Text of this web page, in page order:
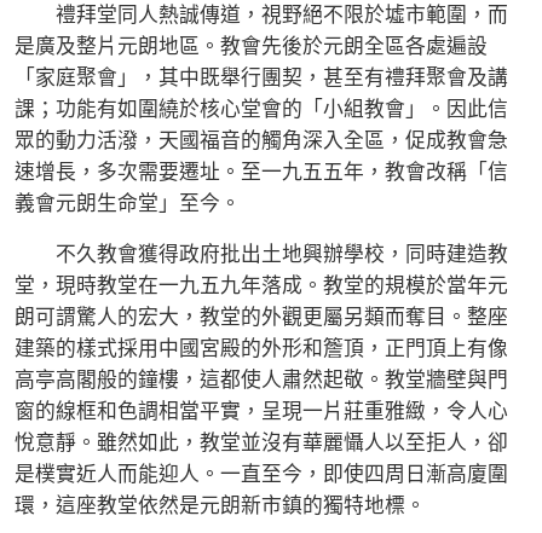
禮拜堂同人熱誠傳道，視野絕不限於墟市範圍，而
是廣及整片元朗地區。教會先後於元朗全區各處遍設
「家庭聚會」，其中既舉行團契，甚至有禮拜聚會及講
課；功能有如圍繞於核心堂會的「小組教會」。因此信
眾的動力活潑，天國福音的觸角深入全區，促成教會急
速增長，多次需要遷址。至一九五五年，教會改稱「信
義會元朗生命堂」至今。
不久教會獲得政府批出土地興辦學校，同時建造教
堂，現時教堂在一九五九年落成。教堂的規模於當年元
朗可謂驚人的宏大，教堂的外觀更屬另類而奪目。整座
建築的樣式採用中國宮殿的外形和簷頂，正門頂上有像
高亭高閣般的鐘樓，這都使人肅然起敬。教堂牆壁與門
窗的線框和色調相當平實，呈現一片莊重雅緻，令人心
悅意靜。雖然如此，教堂並沒有華麗懾人以至拒人，卻
是樸實近人而能迎人。一直至今，即使四周日漸高廈圍
環，這座教堂依然是元朗新市鎮的獨特地標。